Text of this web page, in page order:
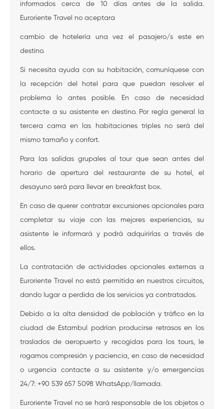
informados cerca de 10 días antes de la salida.
Euroriente Travel no aceptara
cambio de hotelería una vez el pasajero/s este en
destino.
Si necesita ayuda con su habitación, comuníquese con
la recepción del hotel para que puedan resolver el
problema lo antes posible. En caso de necesidad
contacte a su asistente en destino. Por regla general la
tercera cama en las habitaciones triples no será del
mismo tamaño y confort.
Para las salidas grupales al tour que sean antes del
horario de apertura del restaurante de su hotel, el
desayuno será para llevar en breakfast box.
En caso de querer contratar excursiones opcionales para
completar su viaje con las mejores experiencias, su
asistente le informará y podrá adquirirlas a través de
ellos.
La contratación de actividades opcionales externas a
Euroriente Travel no está permitida en nuestros circuitos,
dando lugar a perdida de los servicios ya contratados.
Debido a la alta densidad de población y tráfico en la
ciudad de Estambul podrían producirse retrasos en los
traslados de aeropuerto y recogidas para los tours, le
rogamos compresión y paciencia, en caso de necesidad
o urgencia contacte a su asistente y/o emergencias
24/7: +90 539 657 5098 WhatsApp/llamada.
Euroriente Travel no se hará responsable de los objetos o